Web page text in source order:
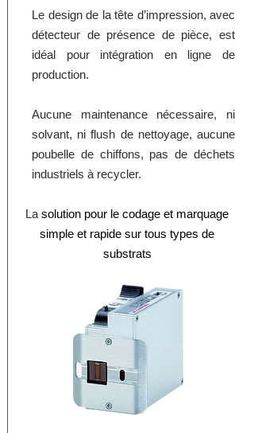
Le design de la tête d’impression, avec
détecteur de présence de pièce, est
idéal pour intégration en ligne de
production.
Aucune maintenance nécessaire, ni
solvant, ni flush de nettoyage, aucune
poubelle de chiffons, pas de déchets
industriels à recycler.
La solution pour le codage et marquage
simple et rapide sur tous types de
substrats